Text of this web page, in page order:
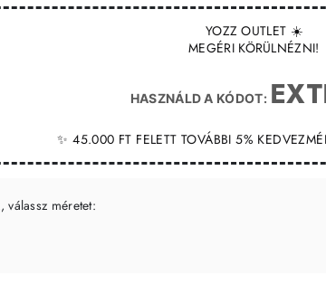
YOZZ OUTLET ☀️
MEGÉRI KÖRÜLNÉZNI!
HASZNÁLD A KÓDOT:
✨ 45.000 FT FELETT TOVÁBBI 5%
válassz méretet: